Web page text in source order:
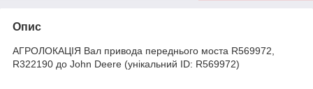
Опис
АГРОЛОКАЦІЯ Вал привода переднього моста R569972,
R322190 до John Deere (унікальний ID: R569972)